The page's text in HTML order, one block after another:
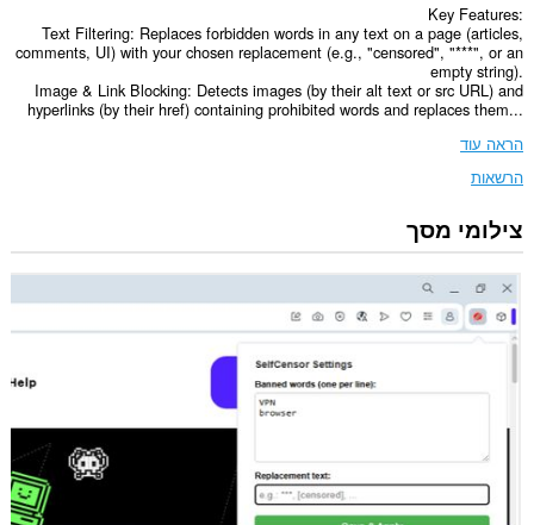
Key Features:
Text Filtering: Replaces forbidden words in any text on a page (articles,
comments, UI) with your chosen replacement (e.g., "censored", "***", or an
empty string).
Image & Link Blocking: Detects images (by their alt text or src URL) and
hyperlinks (by their href) containing prohibited words and replaces them...
הראה עוד
הרשאות
הרחבה
זו
לגשת
למידע
שלך
בכל
האינטרנט.
צילומי מסך